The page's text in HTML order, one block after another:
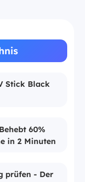
Stick Black
60%
in 2 Minuten
prüfen - Der